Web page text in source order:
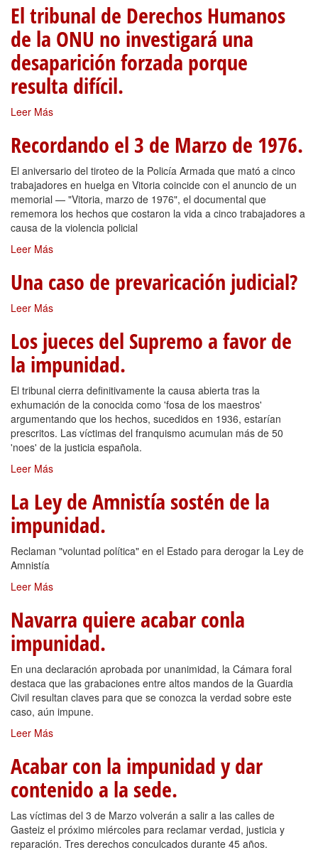
El tribunal de Derechos Humanos
de la ONU no investigará una
desaparición forzada porque
resulta difícil.
Leer Más
Recordando el 3 de Marzo de 1976.
El aniversario del tiroteo de la Policía Armada que mató a cinco
trabajadores en huelga en Vitoria coincide con el anuncio de un
memorial — "Vitoria, marzo de 1976", el documental que
rememora los hechos que costaron la vida a cinco trabajadores a
causa de la violencia policial
Leer Más
Una caso de prevaricación judicial?
Leer Más
Los jueces del Supremo a favor de
la impunidad.
El tribunal cierra definitivamente la causa abierta tras la
exhumación de la conocida como 'fosa de los maestros'
argumentando que los hechos, sucedidos en 1936, estarían
prescritos. Las víctimas del franquismo acumulan más de 50
'noes' de la justicia española.
Leer Más
La Ley de Amnistía sostén de la
impunidad.
Reclaman "voluntad política" en el Estado para derogar la Ley de
Amnistía
Leer Más
Navarra quiere acabar conla
impunidad.
En una declaración aprobada por unanimidad, la Cámara foral
destaca que las grabaciones entre altos mandos de la Guardia
Civil resultan claves para que se conozca la verdad sobre este
caso, aún impune.
Leer Más
Acabar con la impunidad y dar
contenido a la sede.
Las víctimas del 3 de Marzo volverán a salir a las calles de
Gasteiz el próximo miércoles para reclamar verdad, justicia y
reparación. Tres derechos conculcados durante 45 años.